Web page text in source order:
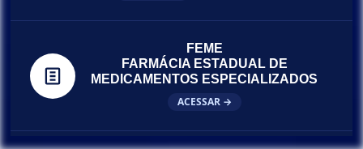
FEME
FARMÁCIA ESTADUAL DE
MEDICAMENTOS ESPECIALIZADOS
ACESSAR →